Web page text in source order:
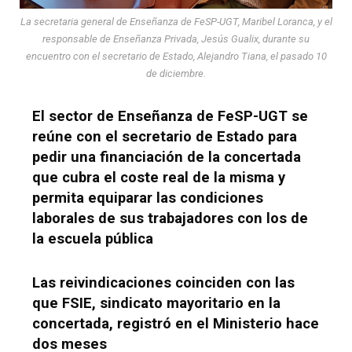
La secretaria general de Enseñanza de FeSP-UGT, Maribel Loranca, y el
responsable de Enseñanza Privada, Jesús Gualix, durante su
encuentro con el secretario de Estado, Alejandro Tiana, el pasado 10
de diciembre.
El sector de Enseñanza de FeSP-UGT se
reúne con el secretario de Estado para
pedir una financiación de la concertada
que cubra el coste real de la misma y
permita equiparar las condiciones
laborales de sus trabajadores con los de
la escuela pública
Las reivindicaciones coinciden con las
que FSIE, sindicato mayoritario en la
concertada, registró en el Ministerio hace
dos meses